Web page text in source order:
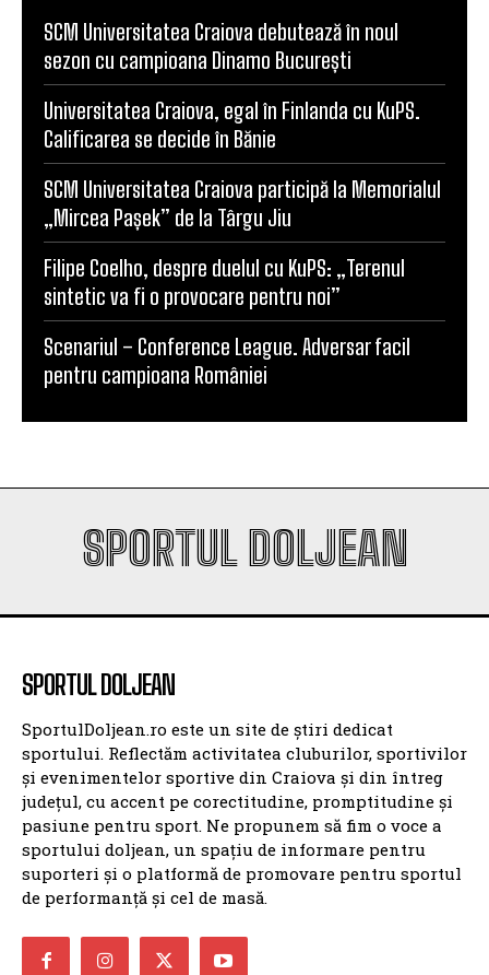
POPULARE
SCM Universitatea Craiova debutează în noul
sezon cu campioana Dinamo București
Universitatea Craiova, egal în Finlanda cu KuPS.
Calificarea se decide în Bănie
SCM Universitatea Craiova participă la Memorialul
„Mircea Pașek” de la Târgu Jiu
Filipe Coelho, despre duelul cu KuPS: „Terenul
sintetic va fi o provocare pentru noi”
Scenariul – Conference League. Adversar facil
pentru campioana României
SPORTUL DOLJEAN
SportulDoljean.ro este un site de știri dedicat
sportului. Reflectăm activitatea cluburilor, sportivilor
și evenimentelor sportive din Craiova și din întreg
județul, cu accent pe corectitudine, promptitudine și
pasiune pentru sport. Ne propunem să fim o voce a
sportului doljean, un spațiu de informare pentru
suporteri și o platformă de promovare pentru sportul
de performanță și cel de masă.